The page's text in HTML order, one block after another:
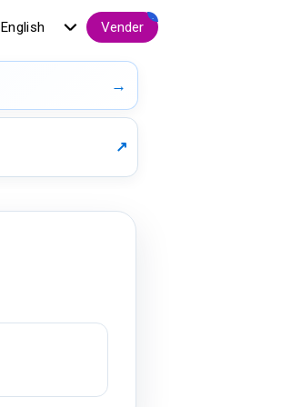
.
Vender
English
→
↗